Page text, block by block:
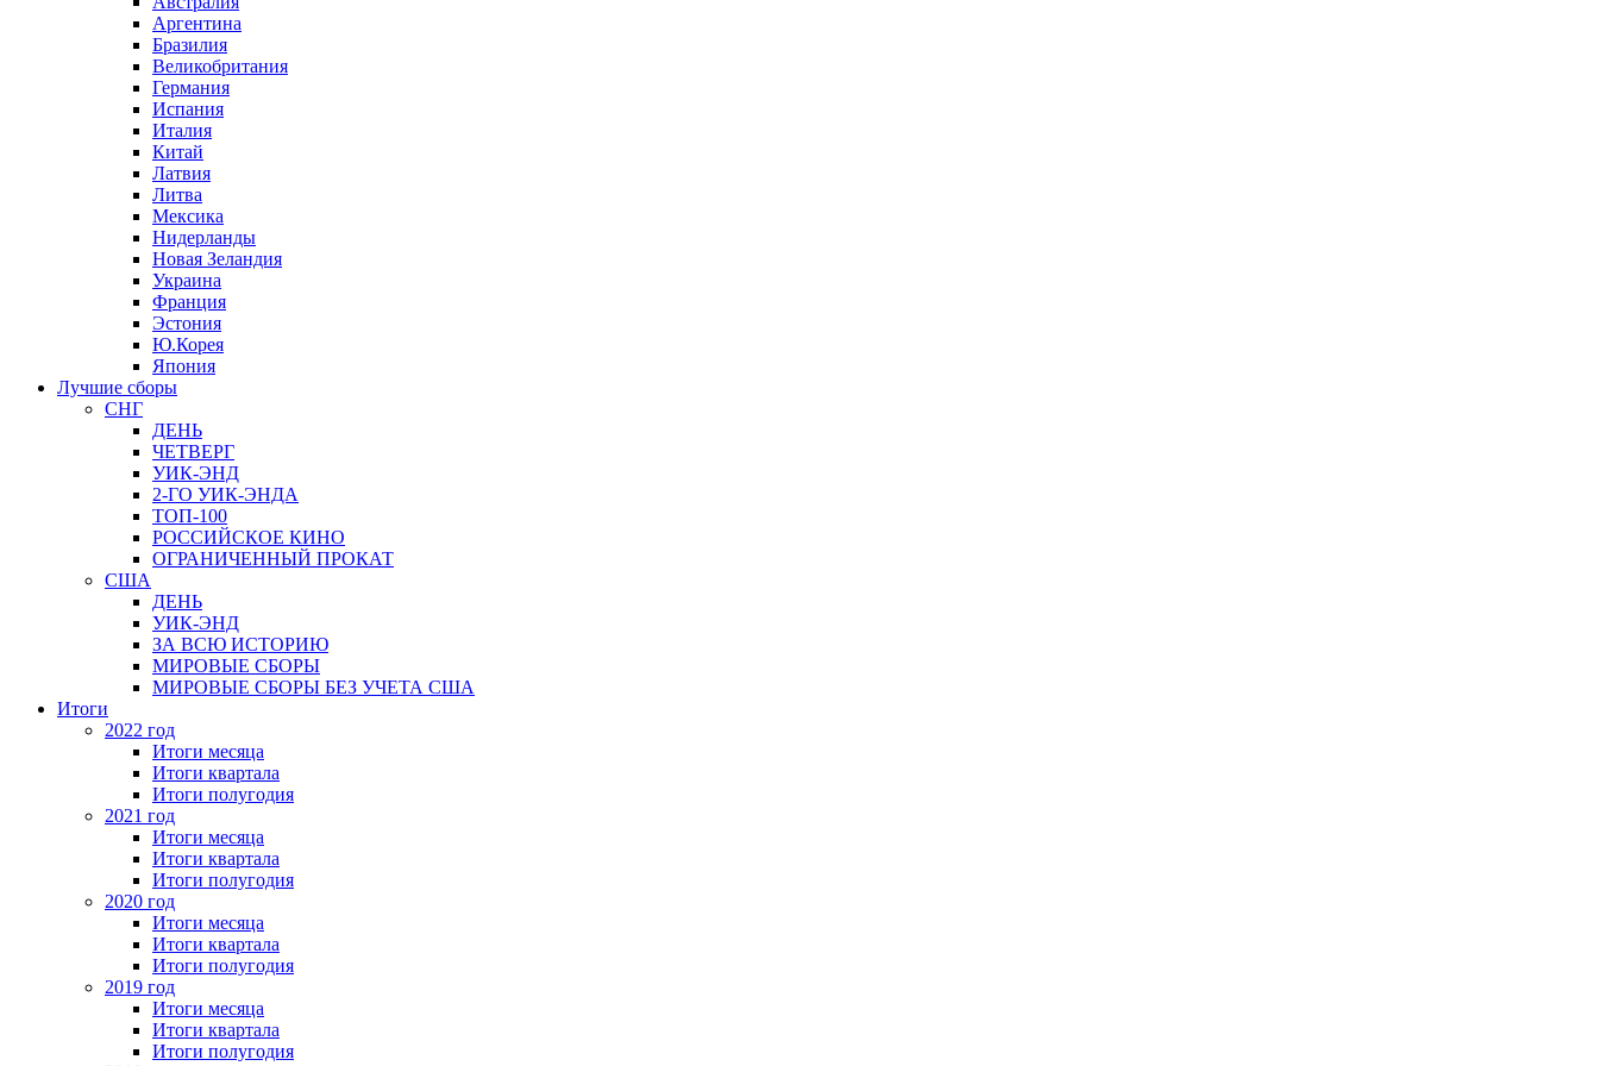
Аргентина
Бразилия
Великобритания
Германия
Испания
Италия
Китай
Латвия
Литва
Мексика
Нидерланды
Новая Зеландия
Украина
Франция
Эстония
Ю.Корея
Япония
Лучшие сборы
СНГ
ДЕНЬ
ЧЕТВЕРГ
УИК-ЭНД
2-ГО УИК-ЭНДА
ТОП-100
РОССИЙСКОЕ КИНО
ОГРАНИЧЕННЫЙ ПРОКАТ
США
ДЕНЬ
УИК-ЭНД
ЗА ВСЮ ИСТОРИЮ
МИРОВЫЕ СБОРЫ
МИРОВЫЕ СБОРЫ БЕЗ УЧЕТА США
Итоги
2022 год
Итоги месяца
Итоги квартала
Итоги полугодия
2021 год
Итоги месяца
Итоги квартала
Итоги полугодия
2020 год
Итоги месяца
Итоги квартала
Итоги полугодия
2019 год
Итоги месяца
Итоги квартала
Итоги полугодия